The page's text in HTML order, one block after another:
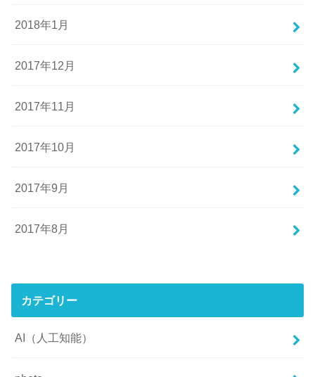
2018年1月
2017年12月
2017年11月
2017年10月
2017年9月
2017年8月
カテゴリー
AI（人工知能）